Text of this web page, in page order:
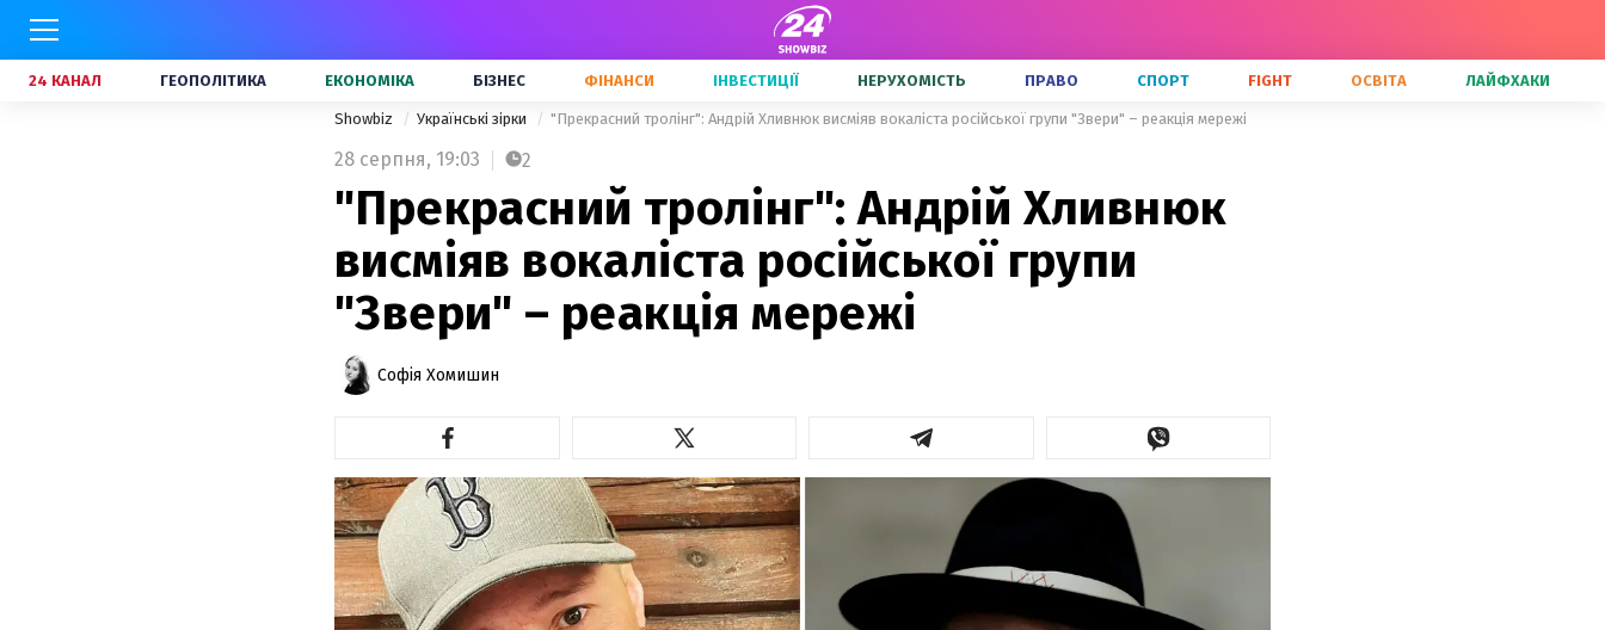
24 КАНАЛ ГЕОПОЛІТИКА ЕКОНОМІКА БІЗНЕС ФІНАНСИ ІНВЕСТИЦІЇ НЕРУХОМІСТЬ ПРАВО СПОРТ FIGHT ОСВІТА ЛАЙФХАКИ
Showbiz Українські зірки "Прекрасний тролінг": Андрій Хливнюк висміяв вокаліста російської групи "Звери" – реакція мережі
28 серпня, 19:03 2
"Прекрасний тролінг": Андрій Хливнюк
висміяв вокаліста російської групи
"Звери" – реакція мережі
Софія Хомишин